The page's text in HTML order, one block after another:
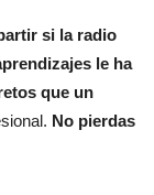
si la radio
le ha
que un
No pierdas